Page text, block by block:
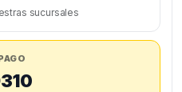
sucursales